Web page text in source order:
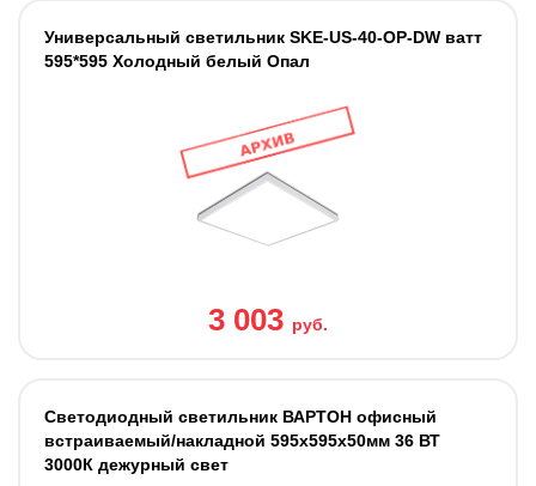
Универсальный светильник SKE-US-40-OP-DW ватт
595*595 Холодный белый Опал
3 003 руб.
Светодиодный светильник ВАРТОН офисный
встраиваемый/накладной 595х595х50мм 36 ВТ
3000К дежурный свет